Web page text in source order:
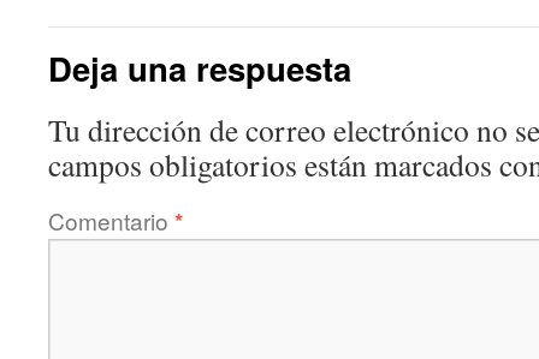
Deja una respuesta
Tu dirección de correo electrónico no
campos obligatorios están marcados
Comentario *